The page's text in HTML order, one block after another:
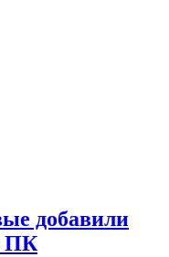
добавили
ПК